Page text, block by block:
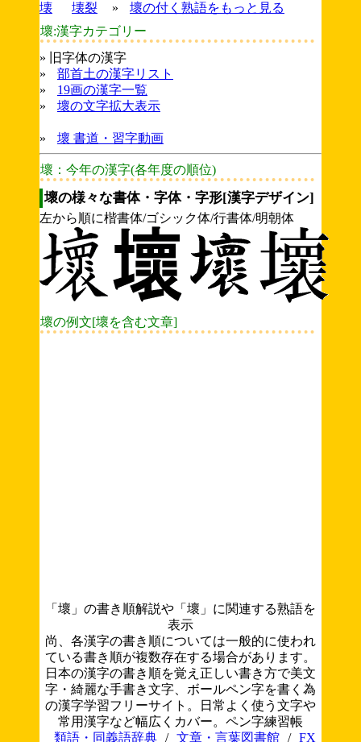
壊
壊裂 »
壞の付く熟語をもっと見る
壞:漢字カテゴリー
» 旧字体の漢字
»
部首土の漢字リスト
»
19画の漢字一覧
»
壞の文字拡大表示
» 壞 書道・習字動画
壞：今年の漢字(各年度の順位)
壞の様々な書体・字体・字形[漢字デザイン]
左から順に楷書体/ゴシック体/行書体/明朝体
壞の例文[壞を含む文章]
「壞」の書き順解説や「壞」に関連する熟語を
表示
尚、各漢字の書き順については一般的に使われ
ている書き順が複数存在する場合があります。
日本の漢字の書き順を覚え正しい書き方で美文
字・綺麗な手書き文字、ボールペン字を書く為
の漢字学習フリーサイト。日常よく使う文字や
常用漢字など幅広くカバー。ペン字練習帳
類語・同義語辞典
/ 文章・言葉図書館 / FX